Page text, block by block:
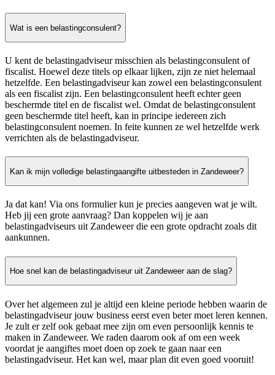
Wat is een belastingconsulent?
U kent de belastingadviseur misschien als belastingconsulent of
fiscalist. Hoewel deze titels op elkaar lijken, zijn ze niet helemaal
hetzelfde. Een belastingadviseur kan zowel een belastingconsulent
als een fiscalist zijn. Een belastingconsulent heeft echter geen
beschermde titel en de fiscalist wel. Omdat de belastingconsulent
geen beschermde titel heeft, kan in principe iedereen zich
belastingconsulent noemen. In feite kunnen ze wel hetzelfde werk
verrichten als de belastingadviseur.
Kan ik mijn volledige belastingaangifte uitbesteden in Zandeweer?
Ja dat kan! Via ons formulier kun je precies aangeven wat je wilt.
Heb jij een grote aanvraag? Dan koppelen wij je aan
belastingadviseurs uit Zandeweer die een grote opdracht zoals dit
aankunnen.
Hoe snel kan de belastingadviseur uit Zandeweer aan de slag?
Over het algemeen zul je altijd een kleine periode hebben waarin de
belastingadviseur jouw business eerst even beter moet leren kennen.
Je zult er zelf ook gebaat mee zijn om even persoonlijk kennis te
maken in Zandeweer. We raden daarom ook af om een week
voordat je aangiftes moet doen op zoek te gaan naar een
belastingadviseur. Het kan wel, maar plan dit even goed vooruit!